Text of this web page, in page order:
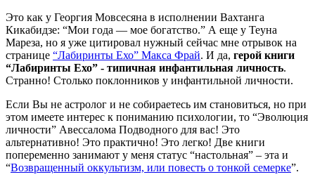
Это как у Георгия Мовсесяна в исполнении Вахтанга
Кикабидзе: “Мои года — мое богатство.” А еще у Теуна
Мареза, но я уже цитировал нужный сейчас мне отрывок на
странице “Лабиринты Ехо” Макса Фрай. И да, герой книги
“Лабиринты Ехо” - типичная инфантильная личность.
Странно! Столько поклонников у инфантильной личности.
Если Вы не астролог и не собираетесь им становиться, но при
этом имеете интерес к пониманию психологии, то “Эволюция
личности” Авессалома Подводного для вас! Это
альтернативно! Это практично! Это легко! Две книги
попеременно занимают у меня статус “настольная” – эта и
“Возвращенный оккультизм, или повесть о тонкой семерке”.